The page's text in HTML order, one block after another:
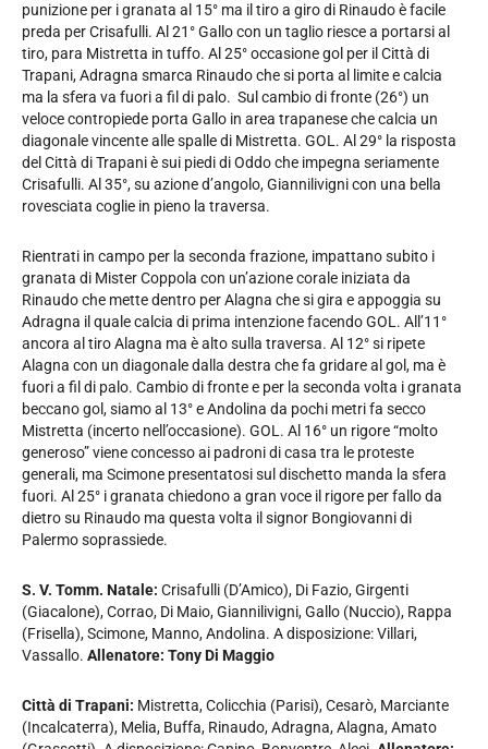
punizione per i granata al 15° ma il tiro a giro di Rinaudo è facile
preda per Crisafulli. Al 21° Gallo con un taglio riesce a portarsi al
tiro, para Mistretta in tuffo. Al 25° occasione gol per il Città di
Trapani, Adragna smarca Rinaudo che si porta al limite e calcia
ma la sfera va fuori a fil di palo. Sul cambio di fronte (26°) un
veloce contropiede porta Gallo in area trapanese che calcia un
diagonale vincente alle spalle di Mistretta. GOL. Al 29° la risposta
del Città di Trapani è sui piedi di Oddo che impegna seriamente
Crisafulli. Al 35°, su azione d’angolo, Giannilivigni con una bella
rovesciata coglie in pieno la traversa.
Rientrati in campo per la seconda frazione, impattano subito i
granata di Mister Coppola con un’azione corale iniziata da
Rinaudo che mette dentro per Alagna che si gira e appoggia su
Adragna il quale calcia di prima intenzione facendo GOL. All’11°
ancora al tiro Alagna ma è alto sulla traversa. Al 12° si ripete
Alagna con un diagonale dalla destra che fa gridare al gol, ma è
fuori a fil di palo. Cambio di fronte e per la seconda volta i granata
beccano gol, siamo al 13° e Andolina da pochi metri fa secco
Mistretta (incerto nell’occasione). GOL. Al 16° un rigore “molto
generoso” viene concesso ai padroni di casa tra le proteste
generali, ma Scimone presentatosi sul dischetto manda la sfera
fuori. Al 25° i granata chiedono a gran voce il rigore per fallo da
dietro su Rinaudo ma questa volta il signor Bongiovanni di
Palermo soprassiede.
S. V. Tomm. Natale: Crisafulli (D’Amico), Di Fazio, Girgenti
(Giacalone), Corrao, Di Maio, Giannilivigni, Gallo (Nuccio), Rappa
(Frisella), Scimone, Manno, Andolina. A disposizione: Villari,
Vassallo. Allenatore: Tony Di Maggio
Città di Trapani: Mistretta, Colicchia (Parisi), Cesarò, Marciante
(Incalcaterra), Melia, Buffa, Rinaudo, Adragna, Alagna, Amato